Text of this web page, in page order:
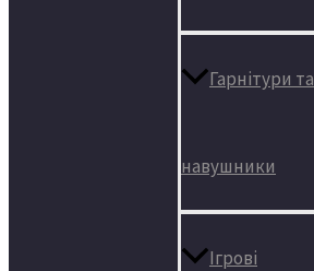
Гарнітури та
навушники
Ігрові